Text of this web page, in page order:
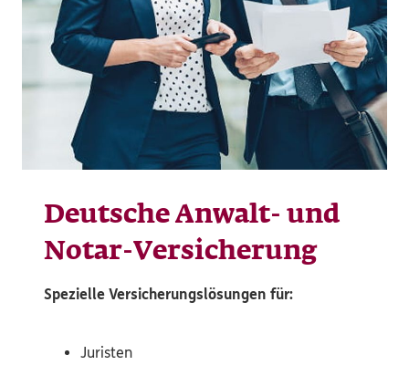
Deutsche Anwalt- und
Notar-Versicherung
Spezielle Versicherungslösungen für:
Juristen